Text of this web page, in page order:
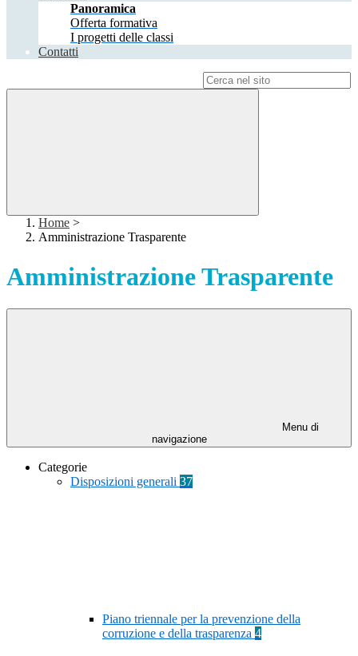
Panoramica
Offerta formativa
I progetti delle classi
Contatti
Home >
Amministrazione Trasparente
Amministrazione Trasparente
Menu di
navigazione
Categorie
Disposizioni generali 37
Piano triennale per la prevenzione della
corruzione e della trasparenza 4